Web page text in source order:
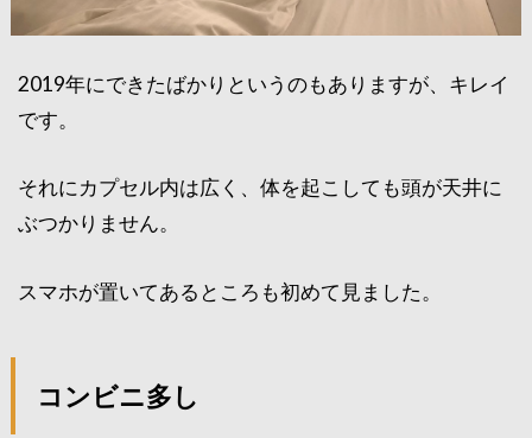
2019年にできたばかりというのもありますが、キレイ
です。
それにカプセル内は広く、体を起こしても頭が天井に
ぶつかりません。
スマホが置いてあるところも初めて見ました。
コンビニ多し